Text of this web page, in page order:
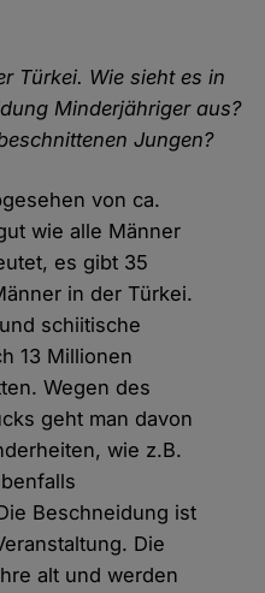
Türkei. Wie sieht es in
Minderjähriger aus?
Jungen?
von ca.
wie alle Männer
es gibt 35
in der Türkei.
schiitische
13 Millionen
Wegen des
geht man davon
wie z.B.
Beschneidung ist
Die
alt und werden